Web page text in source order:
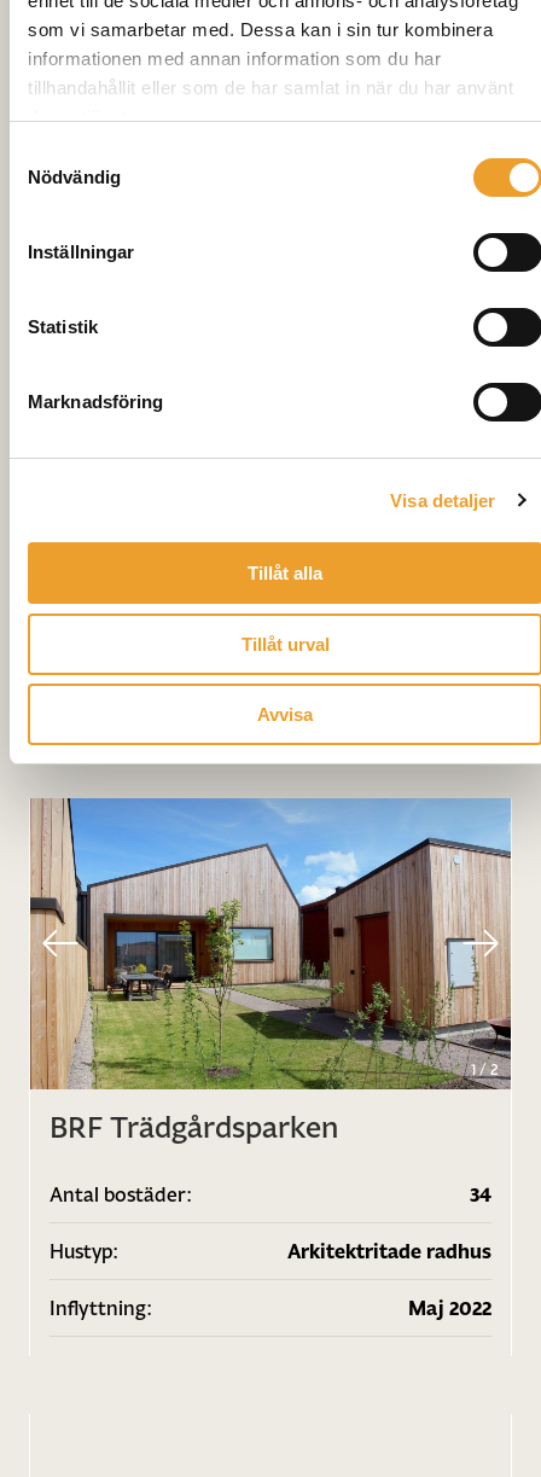
som vi samarbetar med. Dessa kan i sin tur kombinera
informationen med annan information som du har
tillhandahållit eller som de har samlat in när du har använt
deras tjänster.
Nödvändig
Inställningar
Statistik
Marknadsföring
Visa detaljer
Tillåt alla
Tillåt urval
Avvisa
Radhus
Inflyttning Augusti 2022
1/2
Radhus, 2-plan, 115 kvm
Inflyttning Maj 2022
1/2
BRF Trädgårdsparken
Antal bostäder: 34
Hustyp: Arkitektritade radhus
Inflyttning: Maj 2022